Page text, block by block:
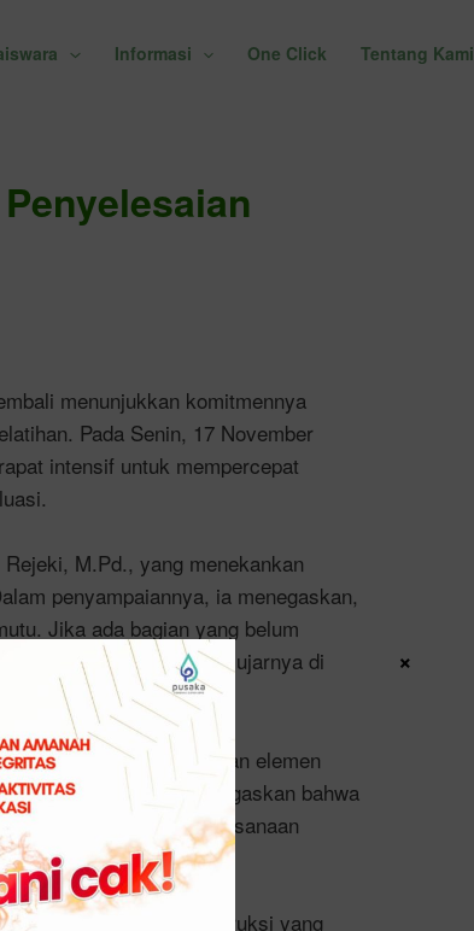
Informasi One Click Tentang Kami
menunjukkan komitmennya
Pada Senin, 17 November
intensif untuk mempercepat
M.Pd., yang menekankan
penyampaiannya, ia menegaskan,
Jika ada bagian yang belum
penilaian terpenuhi,” ujarnya di
penilaian merupakan elemen
diklat. Ia menegaskan bahwa
gambaran kualitas pelaksanaan
aktif terhadap instruksi yang
×